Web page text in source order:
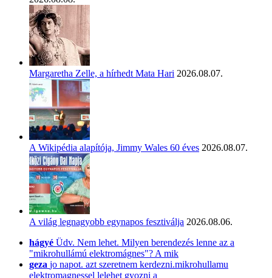
Margaretha Zelle, a hírhedt Mata Hari 2026.08.07.
A Wikipédia alapítója, Jimmy Wales 60 éves 2026.08.07.
A világ legnagyobb egynapos fesztiválja 2026.08.06.
hágyé Üdv. Nem lehet. Milyen berendezés lenne az a
"mikrohullámú elektromágnes"? A mik
geza jo napot. azt szeretnem kerdezni.mikrohullamu
elektromagnessel lelehet gyozni a